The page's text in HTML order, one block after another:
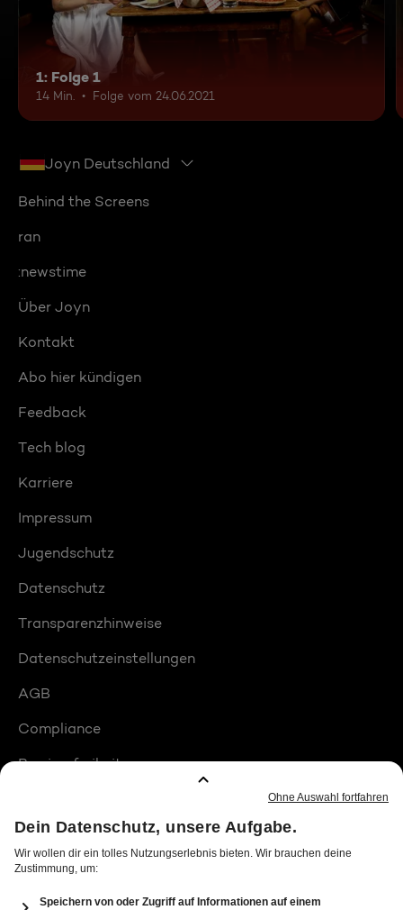
1: Folge 1
14 Min. Folge vom 24.06.2021
Joyn Deutschland
Behind the Screens
ran
:newstime
Über Joyn
Kontakt
Abo hier kündigen
Feedback
Tech blog
Karriere
Impressum
Jugendschutz
Datenschutz
Transparenzhinweise
Datenschutzeinstellungen
AGB
Compliance
Barrierefreiheit